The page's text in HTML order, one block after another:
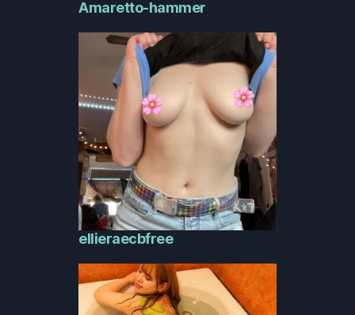
Amaretto-hammer
ellieraecbfree